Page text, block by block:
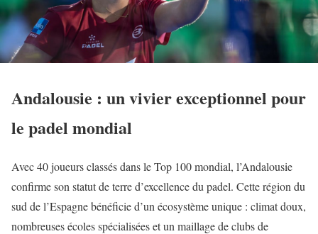
Andalousie : un vivier exceptionnel pour
le padel mondial
Avec 40 joueurs classés dans le Top 100 mondial, l’Andalousie
confirme son statut de terre d’excellence du padel. Cette région du
sud de l’Espagne bénéficie d’un écosystème unique : climat doux,
nombreuses écoles spécialisées et un maillage de clubs de